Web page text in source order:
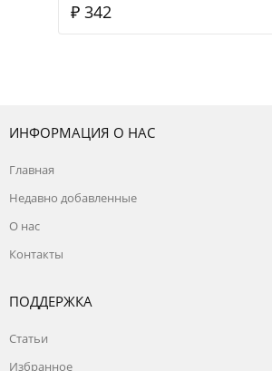
₽ 342
ИНФОРМАЦИЯ О НАС
Главная
Недавно добавленные
О нас
Контакты
ПОДДЕРЖКА
Статьи
Избранное